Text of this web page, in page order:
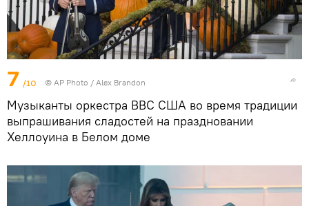
7 /10 © AP Photo / Alex Brandon
Музыканты оркестра ВВС США во время традиции
выпрашивания сладостей на праздновании
Хеллоуина в Белом доме